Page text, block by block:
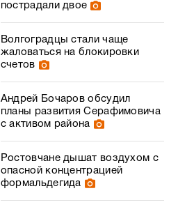
пострадали двое
Волгоградцы стали чаще
жаловаться на блокировки
счетов
Андрей Бочаров обсудил
планы развития Серафимовича
с активом района
Ростовчане дышат воздухом с
опасной концентрацией
формальдегида